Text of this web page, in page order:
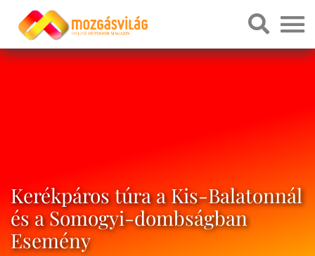
Kerékpáros túra a Kis-Balatonnál
és a Somogyi-dombságban
Esemény